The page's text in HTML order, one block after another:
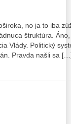
no ja to iba
štruktúra.
Vlády. Politický
Pravda našli sa